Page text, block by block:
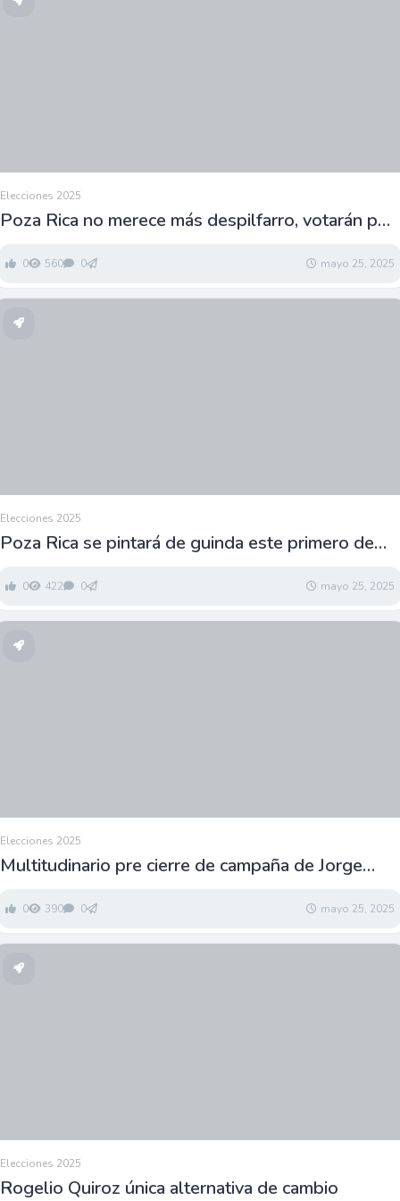
Elecciones 2025
Poza Rica no merece más despilfarro, votarán por
0 560 0 mayo 25, 2025
Elecciones 2025
Poza Rica se pintará de guinda este primero de
0 422 0 mayo 25, 2025
Elecciones 2025
Multitudinario pre cierre de campaña de Jorge
0 390 0 mayo 25, 2025
Elecciones 2025
Rogelio Quiroz única alternativa de cambio